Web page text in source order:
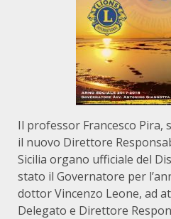
Il professor Francesco Pira,
il nuovo Direttore
Sicilia organo ufficiale del
stato il Governatore per
dottor Vincenzo Leone, ad
Delegato e Direttore